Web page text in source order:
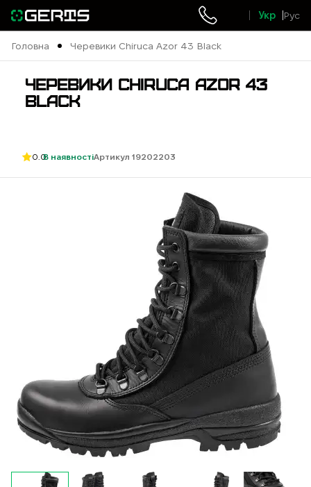
Укр Рус
Головна Черевики Chiruca Azor 43 Black
ЧЕРЕВИКИ CHIRUCA AZOR 43
BLACK
0.0В наявностіАртикул 19202203